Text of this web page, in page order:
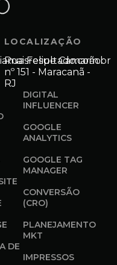
LOCALIZAÇÃO
Rua Felipe Camarão
nº 151 - Maracanã -
RJ
DE
DIGITAL
INFLUENCER
GOOGLE
ANALYTICS
GOOGLE TAG
MANAGER
CONVERSÃO
(CRO)
PLANEJAMENTO
MKT
IMPRESSOS